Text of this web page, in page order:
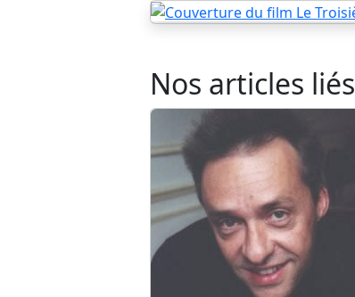
Nos articles liés